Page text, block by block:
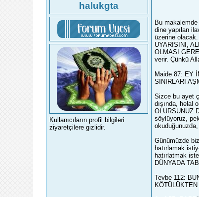
halukgta
Kullanıcıların profil bilgileri
ziyaretçilere gizlidir.
Bu makalemde
dine yapılan
üzerine olacak.
UYARISINI,
OLMASI
verir. Çünkü
Maide 87: EY
SINIRLARI
Sizce bu ayet
dışında, helal
OLURSUNUZ
söylüyoruz,
Günümüzde
hatırlamak
hatırlatmak
DÜNYADA
Tevbe 112: